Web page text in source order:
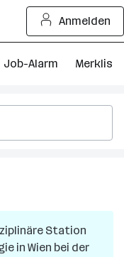
Anmelden
Job-Alarm Merkliste
Station
in Wien bei der